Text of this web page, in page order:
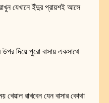
যেখানে ইঁদুর প্রায়শই আসে
উপর দিয়ে পুরো বাসায় একসাথে
খেয়াল রাখবেন যেন বাসার কোথা